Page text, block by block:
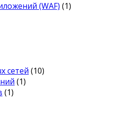
(WAF) (1)
сетей (10)
(1)
(1)